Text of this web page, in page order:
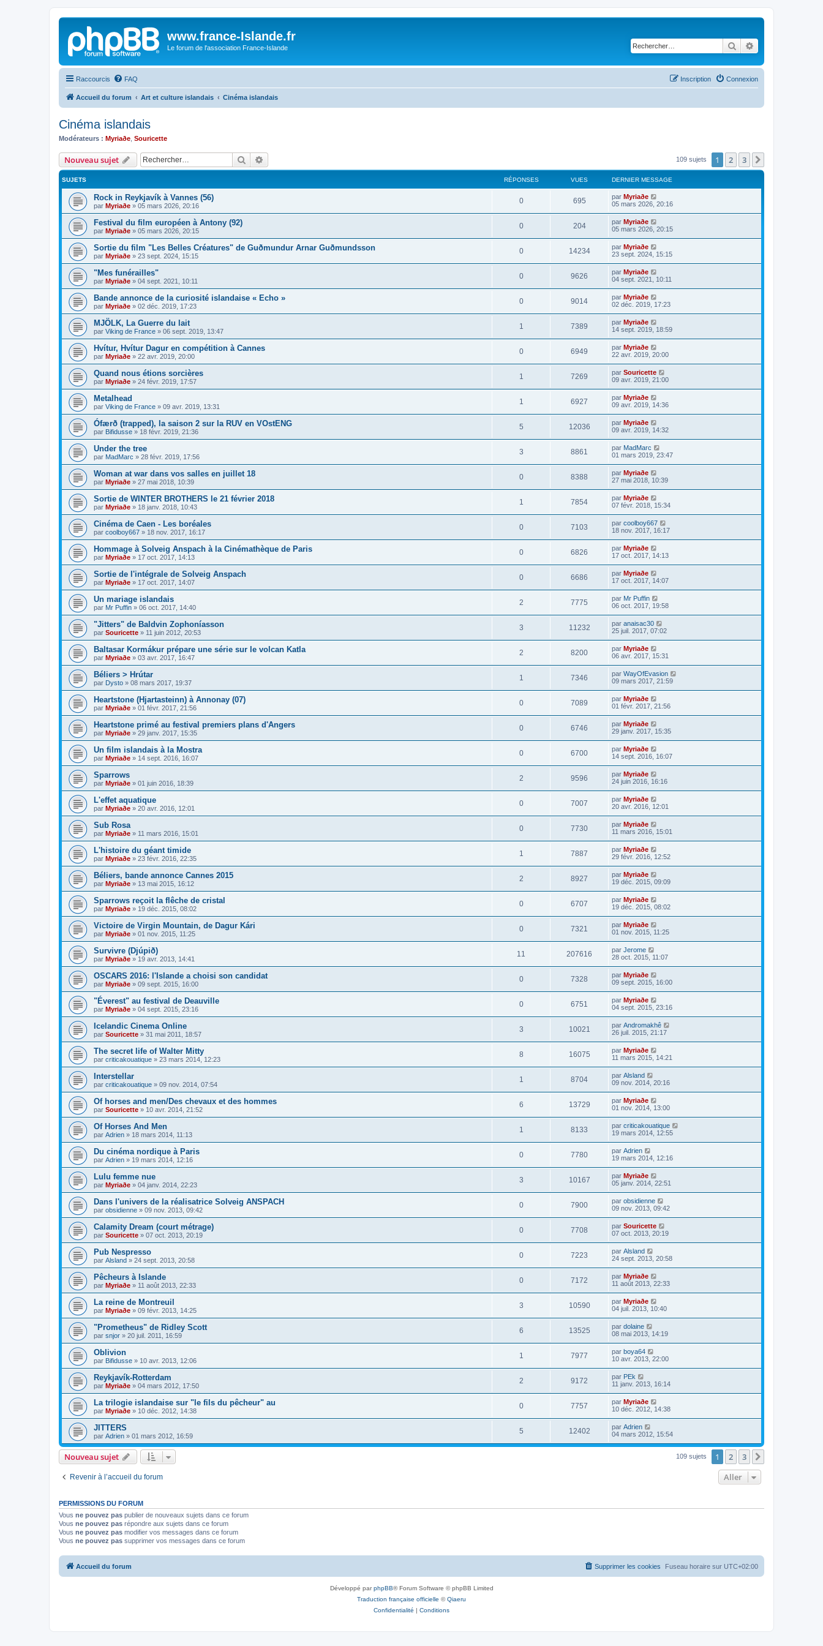
www.france-Islande.fr
Le forum de l'association France-Islande Rechercher
Raccourcis FAQ Connexion
Inscription
Accueil du forum Art et culture islandais Cinéma islandais
Cinéma islandais
Modérateurs : Myriaðe Souricette
Nouveau sujet Rechercher 109 sujets 1 2 3
SUJETS RÉPONSES VUES DERNIER MESSAGE
Rock in Reykjavík à Vannes (56)
par Myriaðe » 05 mars 2026, 20:16
0 695 par Myriaðe
05 mars 2026, 20:16
Festival du film européen à Antony (92)
par Myriaðe » 05 mars 2026, 20:15
0 204 par Myriaðe
05 mars 2026, 20:15
Sortie du film "Les Belles Créatures" de Guðmundur Arnar Guðmundsson
par Myriaðe » 23 sept. 2024, 15:15
0 14234 par Myriaðe
23 sept. 2024, 15:15
"Mes funérailles"
par Myriaðe » 04 sept. 2021, 10:11
0 9626 par Myriaðe
04 sept. 2021, 10:11
Bande annonce de la curiosité islandaise « Echo »
par Myriaðe » 02 déc. 2019, 17:23
0 9014 par Myriaðe
02 déc. 2019, 17:23
MJÖLK, La Guerre du lait
par Viking de France » 06 sept. 2019, 13:47
1 7389 par Myriaðe
14 sept. 2019, 18:59
Hvítur, Hvítur Dagur en compétition à Cannes
par Myriaðe » 22 avr. 2019, 20:00
0 6949 par Myriaðe
22 avr. 2019, 20:00
Quand nous étions sorcières
par Myriaðe » 24 févr. 2019, 17:57
1 7269 par Souricette
09 avr. 2019, 21:00
Metalhead
par Viking de France » 09 avr. 2019, 13:31
1 6927 par Myriaðe
09 avr. 2019, 14:36
Ófærð (trapped), la saison 2 sur la RUV en VOstENG
par Bifidusse » 18 févr. 2019, 21:36
5 12036 par Myriaðe
09 avr. 2019, 14:32
Under the tree
par MadMarc » 28 févr. 2019, 17:56
3 8861 par MadMarc
01 mars 2019, 23:47
Woman at war dans vos salles en juillet 18
par Myriaðe » 27 mai 2018, 10:39
0 8388 par Myriaðe
27 mai 2018, 10:39
Sortie de WINTER BROTHERS le 21 février 2018
par Myriaðe » 18 janv. 2018, 10:43
1 7854 par Myriaðe
07 févr. 2018, 15:34
Cinéma de Caen - Les boréales
par coolboy667 » 18 nov. 2017, 16:17
0 7103 par coolboy667
18 nov. 2017, 16:17
Hommage à Solveig Anspach à la Cinémathèque de Paris
par Myriaðe » 17 oct. 2017, 14:13
0 6826 par Myriaðe
17 oct. 2017, 14:13
Sortie de l'intégrale de Solveig Anspach
par Myriaðe » 17 oct. 2017, 14:07
0 6686 par Myriaðe
17 oct. 2017, 14:07
Un mariage islandais
par Mr Puffin » 06 oct. 2017, 14:40
2 7775 par Mr Puffin
06 oct. 2017, 19:58
"Jitters" de Baldvin Zophoníasson
par Souricette » 11 juin 2012, 20:53
3 11232 par anaisac30
25 juil. 2017, 07:02
Baltasar Kormákur prépare une série sur le volcan Katla
par Myriaðe » 03 avr. 2017, 16:47
2 8200 par Myriaðe
06 avr. 2017, 15:31
Béliers > Hrútar
par Dysto » 08 mars 2017, 19:37
1 7346 par WayOfEvasion
09 mars 2017, 21:59
Heartstone (Hjartasteinn) à Annonay (07)
par Myriaðe » 01 févr. 2017, 21:56
0 7089 par Myriaðe
01 févr. 2017, 21:56
Heartstone primé au festival premiers plans d'Angers
par Myriaðe » 29 janv. 2017, 15:35
0 6746 par Myriaðe
29 janv. 2017, 15:35
Un film islandais à la Mostra
par Myriaðe » 14 sept. 2016, 16:07
0 6700 par Myriaðe
14 sept. 2016, 16:07
Sparrows
par Myriaðe » 01 juin 2016, 18:39
2 9596 par Myriaðe
24 juin 2016, 16:16
L'effet aquatique
par Myriaðe » 20 avr. 2016, 12:01
0 7007 par Myriaðe
20 avr. 2016, 12:01
Sub Rosa
par Myriaðe » 11 mars 2016, 15:01
0 7730 par Myriaðe
11 mars 2016, 15:01
L'histoire du géant timide
par Myriaðe » 23 févr. 2016, 22:35
1 7887 par Myriaðe
29 févr. 2016, 12:52
Béliers, bande annonce Cannes 2015
par Myriaðe » 13 mai 2015, 16:12
2 8927 par Myriaðe
19 déc. 2015, 09:09
Sparrows reçoit la flêche de cristal
par Myriaðe » 19 déc. 2015, 08:02
0 6707 par Myriaðe
19 déc. 2015, 08:02
Victoire de Virgin Mountain, de Dagur Kári
par Myriaðe » 01 nov. 2015, 11:25
0 7321 par Myriaðe
01 nov. 2015, 11:25
Survivre (Djúpið)
par Myriaðe » 19 avr. 2013, 14:41
11 207616 par Jerome
28 oct. 2015, 11:07
OSCARS 2016: l'Islande a choisi son candidat
par Myriaðe » 09 sept. 2015, 16:00
0 7328 par Myriaðe
09 sept. 2015, 16:00
"Éverest" au festival de Deauville
par Myriaðe » 04 sept. 2015, 23:16
0 6751 par Myriaðe
04 sept. 2015, 23:16
Icelandic Cinema Online
par Souricette » 31 mai 2011, 18:57
3 10021 par Andromakhê
26 juil. 2015, 21:17
The secret life of Walter Mitty
par criticakouatique » 23 mars 2014, 12:23
8 16075 par Myriaðe
11 mars 2015, 14:21
Interstellar
par criticakouatique » 09 nov. 2014, 07:54
1 8704 par Alsland
09 nov. 2014, 20:16
Of horses and men/Des chevaux et des hommes
par Souricette » 10 avr. 2014, 21:52
6 13729 par Myriaðe
01 nov. 2014, 13:00
Of Horses And Men
par Adrien » 18 mars 2014, 11:13
1 8133 par criticakouatique
19 mars 2014, 12:55
Du cinéma nordique à Paris
par Adrien » 19 mars 2014, 12:16
0 7780 par Adrien
19 mars 2014, 12:16
Lulu femme nue
par Myriaðe » 04 janv. 2014, 22:23
3 10167 par Myriaðe
05 janv. 2014, 22:51
Dans l'univers de la réalisatrice Solveig ANSPACH
par obsidienne » 09 nov. 2013, 09:42
0 7900 par obsidienne
09 nov. 2013, 09:42
Calamity Dream (court métrage)
par Souricette » 07 oct. 2013, 20:19
0 7708 par Souricette
07 oct. 2013, 20:19
Pub Nespresso
par Alsland » 24 sept. 2013, 20:58
0 7223 par Alsland
24 sept. 2013, 20:58
Pêcheurs à Islande
par Myriaðe » 11 août 2013, 22:33
0 7172 par Myriaðe
11 août 2013, 22:33
La reine de Montreuil
par Myriaðe » 09 févr. 2013, 14:25
3 10590 par Myriaðe
04 juil. 2013, 10:40
"Prometheus" de Ridley Scott
par snjor » 20 juil. 2011, 16:59
6 13525 par dolaine
08 mai 2013, 14:19
Oblivion
par Bifidusse » 10 avr. 2013, 12:06
1 7977 par boya64
10 avr. 2013, 22:00
Reykjavík-Rotterdam
par Myriaðe » 04 mars 2012, 17:50
2 9172 par PEk
11 janv. 2013, 16:14
La trilogie islandaise sur "le fils du pêcheur" au
par Myriaðe » 10 déc. 2012, 14:38
0 7757 par Myriaðe
10 déc. 2012, 14:38
JITTERS
par Adrien » 01 mars 2012, 16:59
5 12402 par Adrien
04 mars 2012, 15:54
Nouveau sujet 109 sujets 1 2 3
Revenir à l’accueil du forum Aller
PERMISSIONS DU FORUM
Vous ne pouvez pas publier de nouveaux sujets dans ce forum
Vous ne pouvez pas répondre aux sujets dans ce forum
Vous ne pouvez pas modifier vos messages dans ce forum
Vous ne pouvez pas supprimer vos messages dans ce forum
Accueil du forum Fuseau horaire sur UTC+02:00
Supprimer les cookies
Développé parphpBB® Forum Software © phpBB Limited
Traduction française officielle ©Qiaeru
Confidentialité | Conditions